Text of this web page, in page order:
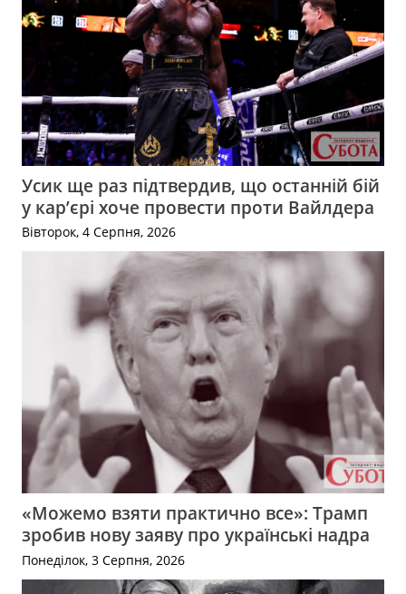
Усик ще раз підтвердив, що останній бій
у кар’єрі хоче провести проти Вайлдера
Вівторок, 4 Серпня, 2026
«Можемо взяти практично все»: Трамп
зробив нову заяву про українські надра
Понеділок, 3 Серпня, 2026